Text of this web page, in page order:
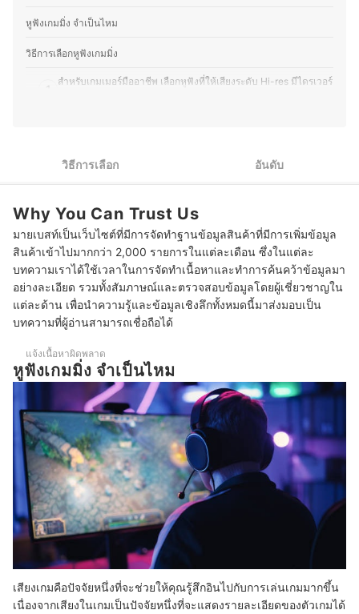
โจทย์การใช้งานในชีวิตประจำวันมากที่สุด
หูฟังเกมมิ่ง จำเป็นไหม
วิธีการเลือกหูฟังเกมมิ่ง
1
สำหรับเกมเมอร์มืออาชีพ เลือกหูฟังที่ให้เสียงระดับ Hi-res มีไดรเวอร์
สำหรับเกมเมอร์มือใหม่หรือคนที่เล่นเกมเป็นงานอดิเรก เลือกหูฟังที่
4 เลือกหูฟังเกมมิ่งที่เชื่อมต่อง่าย เสถียร ทั้งแบบไร้สายและมีสาย
5
เลือกรูปแบบหูฟังเกมมิ่งตามสไตล์ความชอบและเหมาะสมกับการใช้
งาน
10 หูฟังเกมมิ่ง ยี่ห้อไหนดี สำหรับมือถือ PC
วิธีการเลือก อันดับ
Why You Can Trust Us
มายเบสท์เป็นเว็บไซต์ที่มีการจัดทำฐานข้อมูลสินค้าที่มีการเพิ่มข้อมูล
สินค้าเข้าไปมากกว่า 2,000 รายการในแต่ละเดือน ซึ่งในแต่ละ
บทความเราได้ใช้เวลาในการจัดทำเนื้อหาและทำการค้นคว้าข้อมูลมา
อย่างละเอียด รวมทั้งสัมภาษณ์และตรวจสอบข้อมูลโดยผู้เชี่ยวชาญใน
แต่ละด้าน เพื่อนำความรู้และข้อมูลเชิงลึกทั้งหมดนี้มาส่งมอบเป็น
บทความที่ผู้อ่านสามารถเชื่อถือได้
แจ้งเนื้อหาผิดพลาด
หูฟังเกมมิ่ง จำเป็นไหม
เสียงเกมคือปัจจัยหนึ่งที่จะช่วยให้คุณรู้สึกอินไปกับการเล่นเกมมากขึ้น
เนื่องจากเสียงในเกมเป็นปัจจัยหนึ่งที่จะแสดงรายละเอียดของตัวเกมได้